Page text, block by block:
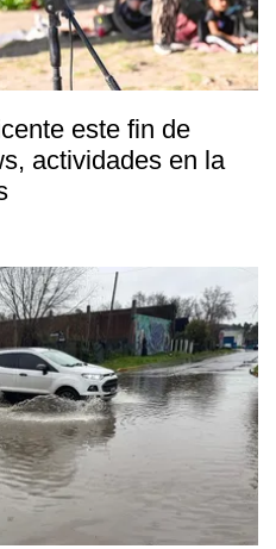
este fin de
actividades en la